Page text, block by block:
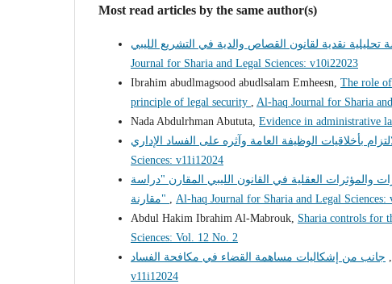
Most read articles by the same author(s)
Journal for Sharia and Legal Sciences: v10i22023
Ibrahim abudlmagsood abudlsalam Emheesn, The role
principle of legal security , Al-haq Journal for Sharia
Nada Abdulrhman Abututa, Evidence in administrative
Sciences: v11i12024
والمؤثرات العقلية في القانون الليبي المقارن "دراسة
مقارنة" , Al-haq Journal for Sharia and Legal Sciences:
Abdul Hakim Ibrahim Al-Mabrouk, Sharia controls for
Sciences: Vol. 12 No. 2
v11i12024